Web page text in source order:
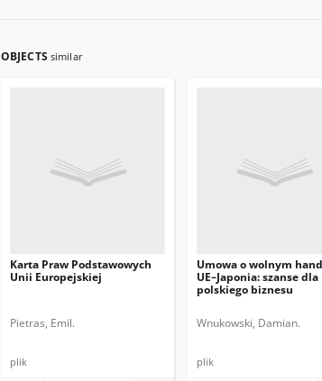
OBJECTS similar
Karta Praw Podstawowych
Unii Europejskiej
Pietras, Emil.
plik
Umowa o wolnym
UE–Japonia: szanse dla
polskiego biznesu
Wnukowski, Damian.
plik